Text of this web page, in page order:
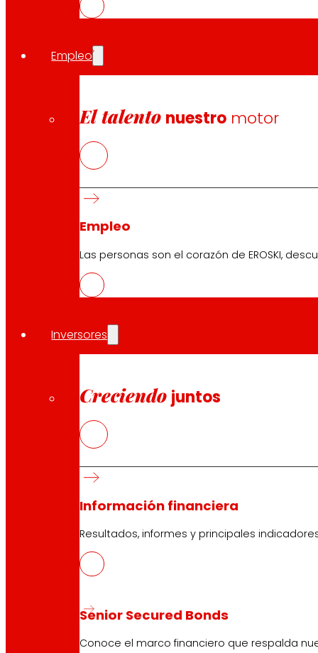
Empleo
El talento nuestro motor
Empleo
Las personas son el corazón de EROSKI,
Inversores
Creciendo juntos
Información financiera
Resultados, informes y principales
Senior Secured Bonds
Conoce el marco financiero que respalda